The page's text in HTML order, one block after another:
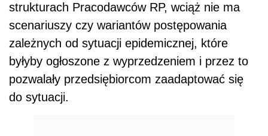
strukturach Pracodawców RP, wciąż nie ma
scenariuszy czy wariantów postępowania
zależnych od sytuacji epidemicznej, które
byłyby ogłoszone z wyprzedzeniem i przez to
pozwalały przedsiębiorcom zaadaptować się
do sytuacji.